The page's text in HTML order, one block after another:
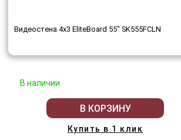
Видеостена 4x3 EliteBoard 55" SK555FCLN
В наличии
В КОРЗИНУ
Купить в 1 клик